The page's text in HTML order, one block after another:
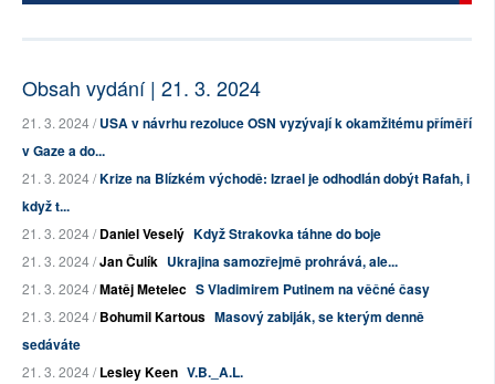
Obsah vydání | 21. 3. 2024
21. 3. 2024 /USA v návrhu rezoluce OSN vyzývají k okamžitému příměří
v Gaze a do...
21. 3. 2024 /Krize na Blízkém východě: Izrael je odhodlán dobýt Rafah, i
když t...
21. 3. 2024 /Daniel Veselý Když Strakovka táhne do boje
21. 3. 2024 /Jan Čulík Ukrajina samozřejmě prohrává, ale...
21. 3. 2024 /Matěj Metelec S Vladimirem Putinem na věčné časy
21. 3. 2024 /Bohumil Kartous Masový zabiják, se kterým denně
sedáváte
21. 3. 2024 /Lesley Keen V.B._A.L.